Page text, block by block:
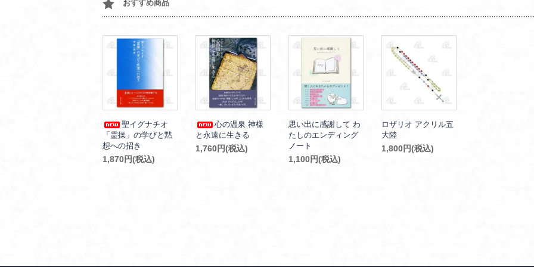
おすすめ商品
聖イグナチオ
「霊操」の学びと黙
想への招き
1,870円(税込)
心の温泉 神様
と永遠に生きる
1,760円(税込)
思い出に感謝して わ
たしのエンディング
ノート
1,100円(税込)
ロザリオ アクリル五
大陸
1,800円(税込)